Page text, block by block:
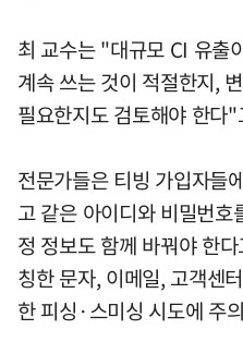
최 교수는 "대규모 CI 유출
계속 쓰는 것이 적절한지,
필요한지도 검토해야 한다
전문가들은 티빙 가입자들
고 같은 아이디와 비밀번
정 정보도 함께 바꿔야 한
칭한 문자, 이메일, 고객센
한 피싱·스미싱 시도에 주